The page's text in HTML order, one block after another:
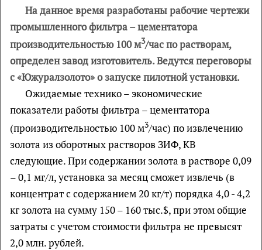
На данное время разработаны рабочие чертежи
промышленного фильтра – цементатора
производительностью 100 м3/час по растворам,
определен завод изготовитель. Ведутся переговоры
с «Южуралзолото» о запуске пилотной установки.
Ожидаемые технико – экономические
показатели работы фильтра – цементатора
(производительностью 100 м3/час) по извлечению
золота из оборотных растворов ЗИФ, КВ
следующие. При содержании золота в растворе 0,09
– 0,1 мг/л, установка за месяц сможет извлечь (в
концентрат с содержанием 20 кг/т) порядка 4,0 - 4,2
кг золота на сумму 150 – 160 тыс.$, при этом общие
затраты с учетом стоимости фильтра не превысят
2,0 млн. рублей.